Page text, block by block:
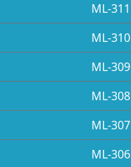
ML-311
ML-310
ML-309
ML-308
ML-307
ML-306